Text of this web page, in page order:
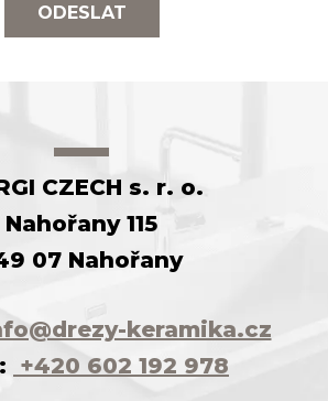
ODESLAT
CZECH s. r. o.
Nahořany 115
07 Nahořany
keramika.cz
+420 602 192 978